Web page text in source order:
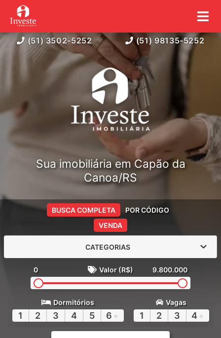
(51) 3502-5252 (51) 98135-5252
Sua imobiliária em Capão da
Canoa/RS
VENDA
BUSCA COMPLETA POR CÓDIGO
CATEGORIAS
0 Valor (R$) 9.800.000
Dormitórios
1 2 3 4 5 6 +
Vagas
1 2 3 4 +